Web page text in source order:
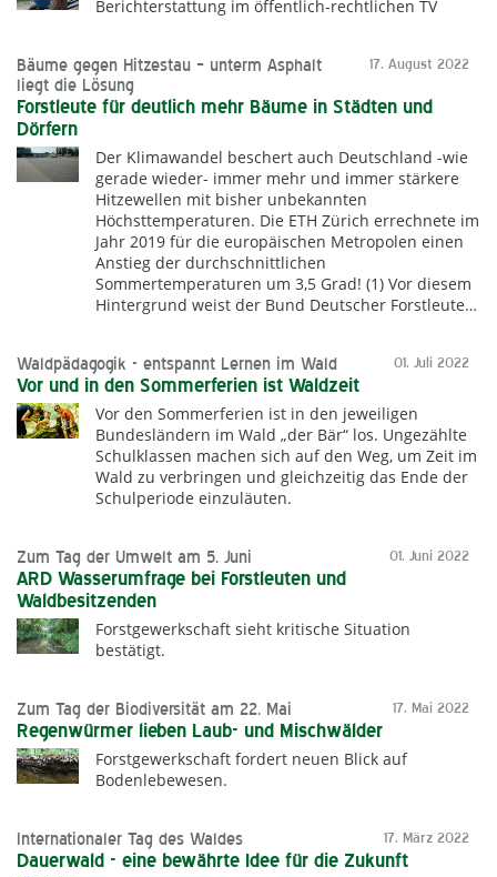
Berichterstattung im öffentlich-rechtlichen TV
17. August 2022
Bäume gegen Hitzestau – unterm Asphalt
liegt die Lösung
Forstleute für deutlich mehr Bäume in Städten und
Dörfern
Der Klimawandel beschert auch Deutschland -wie
gerade wieder- immer mehr und immer stärkere
Hitzewellen mit bisher unbekannten
Höchsttemperaturen. Die ETH Zürich errechnete im
Jahr 2019 für die europäischen Metropolen einen
Anstieg der durchschnittlichen
Sommertemperaturen um 3,5 Grad! (1) Vor diesem
Hintergrund weist der Bund Deutscher Forstleute…
01. Juli 2022
Waldpädagogik - entspannt Lernen im Wald
Vor und in den Sommerferien ist Waldzeit
Vor den Sommerferien ist in den jeweiligen
Bundesländern im Wald „der Bär“ los. Ungezählte
Schulklassen machen sich auf den Weg, um Zeit im
Wald zu verbringen und gleichzeitig das Ende der
Schulperiode einzuläuten.
01. Juni 2022
Zum Tag der Umwelt am 5. Juni
ARD Wasserumfrage bei Forstleuten und
Waldbesitzenden
Forstgewerkschaft sieht kritische Situation
bestätigt.
17. Mai 2022
Zum Tag der Biodiversität am 22. Mai
Regenwürmer lieben Laub- und Mischwälder
Forstgewerkschaft fordert neuen Blick auf
Bodenlebewesen.
17. März 2022
Internationaler Tag des Waldes
Dauerwald - eine bewährte Idee für die Zukunft